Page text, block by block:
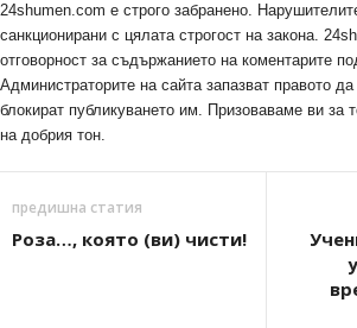
24shumen.com е строго забранено.
санкционирани с цялата строгост на закона.
отговорност за съдържанието на коментарите
Администраторите на сайта запазват правото
блокират публикуването им. Призоваваме ви за
на добрия тон.
предишна статия
Роза…, която (ви) чисти!